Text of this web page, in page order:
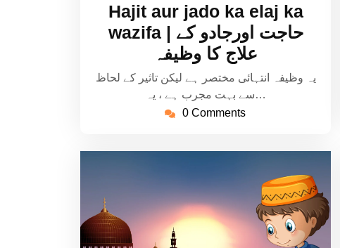
2025
Rehman
Hajit aur jado ka elaj ka
wazifa | حاجت اورجادو کے
علاج کا وظیفہ
یہ وظیفہ انتہائی مختصر ہے لیکن تاثیر کے لحاظ
سے بہت مجرب ہے ، یہ…
0 Comments